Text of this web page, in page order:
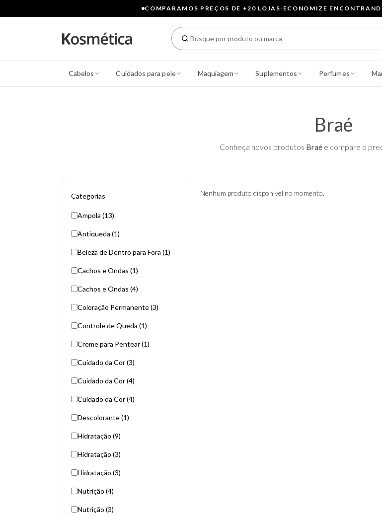
COMPARAMOS PREÇOS DE +20 LOJAS· ECONOMIZE
Cabelos Cuidados para pele Maquiagem Suplementos Perfumes
Braé
Conheça novos produtos Braé e compare o
Categorias
Ampola (13)
Antiqueda (1)
Beleza de Dentro para Fora (1)
Cachos e Ondas (1)
Cachos e Ondas (4)
Coloração Permanente (3)
Controle de Queda (1)
Creme para Pentear (1)
Cuidado da Cor (3)
Cuidado da Cor (4)
Cuidado da Cor (4)
Descolorante (1)
Hidratação (9)
Hidratação (3)
Hidratação (3)
Nutrição (4)
Nutrição (3)
Nenhum produto disponível no momento.